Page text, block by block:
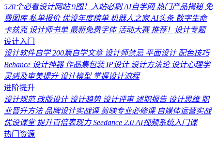
520个必看设计网站9图！入站必刷AI自学网热门产品揭秘免
费图库私单报价优设年度榜单机器人之家AI头条数字生命
卡兹克设计师书单最新免费字体活动大赛推荐！设计专题
设计入门
设计软件自学200篇自学文章设计师禁忌平面设计配色技巧
Behance 设计神器作品集包装IP设计设计方法论设计心理学
灵感及审美提升设计模型掌握设计流程
进阶提升
设计规范改版设计设计趋势设计评审述职报告设计思维职
业晋升方法品牌设计实战课剪映专业必修课自媒体运营实战
优设课堂提升百倍表现力Seedance 2.0 AI视频系统入门课
热门资源